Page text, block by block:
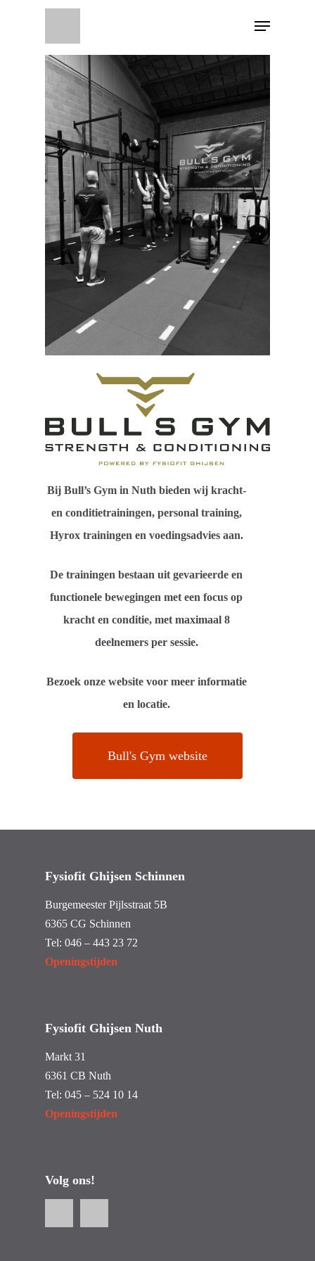
Bij Bull’s Gym in Nuth bieden wij kracht-
en conditietrainingen, personal training,
Hyrox trainingen en voedingsadvies aan.
De trainingen bestaan uit gevarieerde en
functionele bewegingen met een focus op
kracht en conditie, met maximaal 8
deelnemers per sessie.
Bezoek onze website voor meer informatie
en locatie.
Bull's Gym website
Fysiofit Ghijsen Schinnen
Burgemeester Pijlsstraat 5B
6365 CG Schinnen
Tel: 046 – 443 23 72
Openingstijden
Fysiofit Ghijsen Nuth
Markt 31
6361 CB Nuth
Tel: 045 – 524 10 14
Openingstijden
Volg ons!